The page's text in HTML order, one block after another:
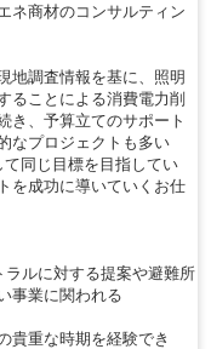
ネ商材のコンサルティン
地調査情報を基に、照明
ることによる消費電力削
き、予算立てのサポート
なプロジェクトも多い
同じ目標を目指してい
を成功に導いていくお仕
ルに対する提案や避難所
事業に関われる
貴重な時期を経験でき